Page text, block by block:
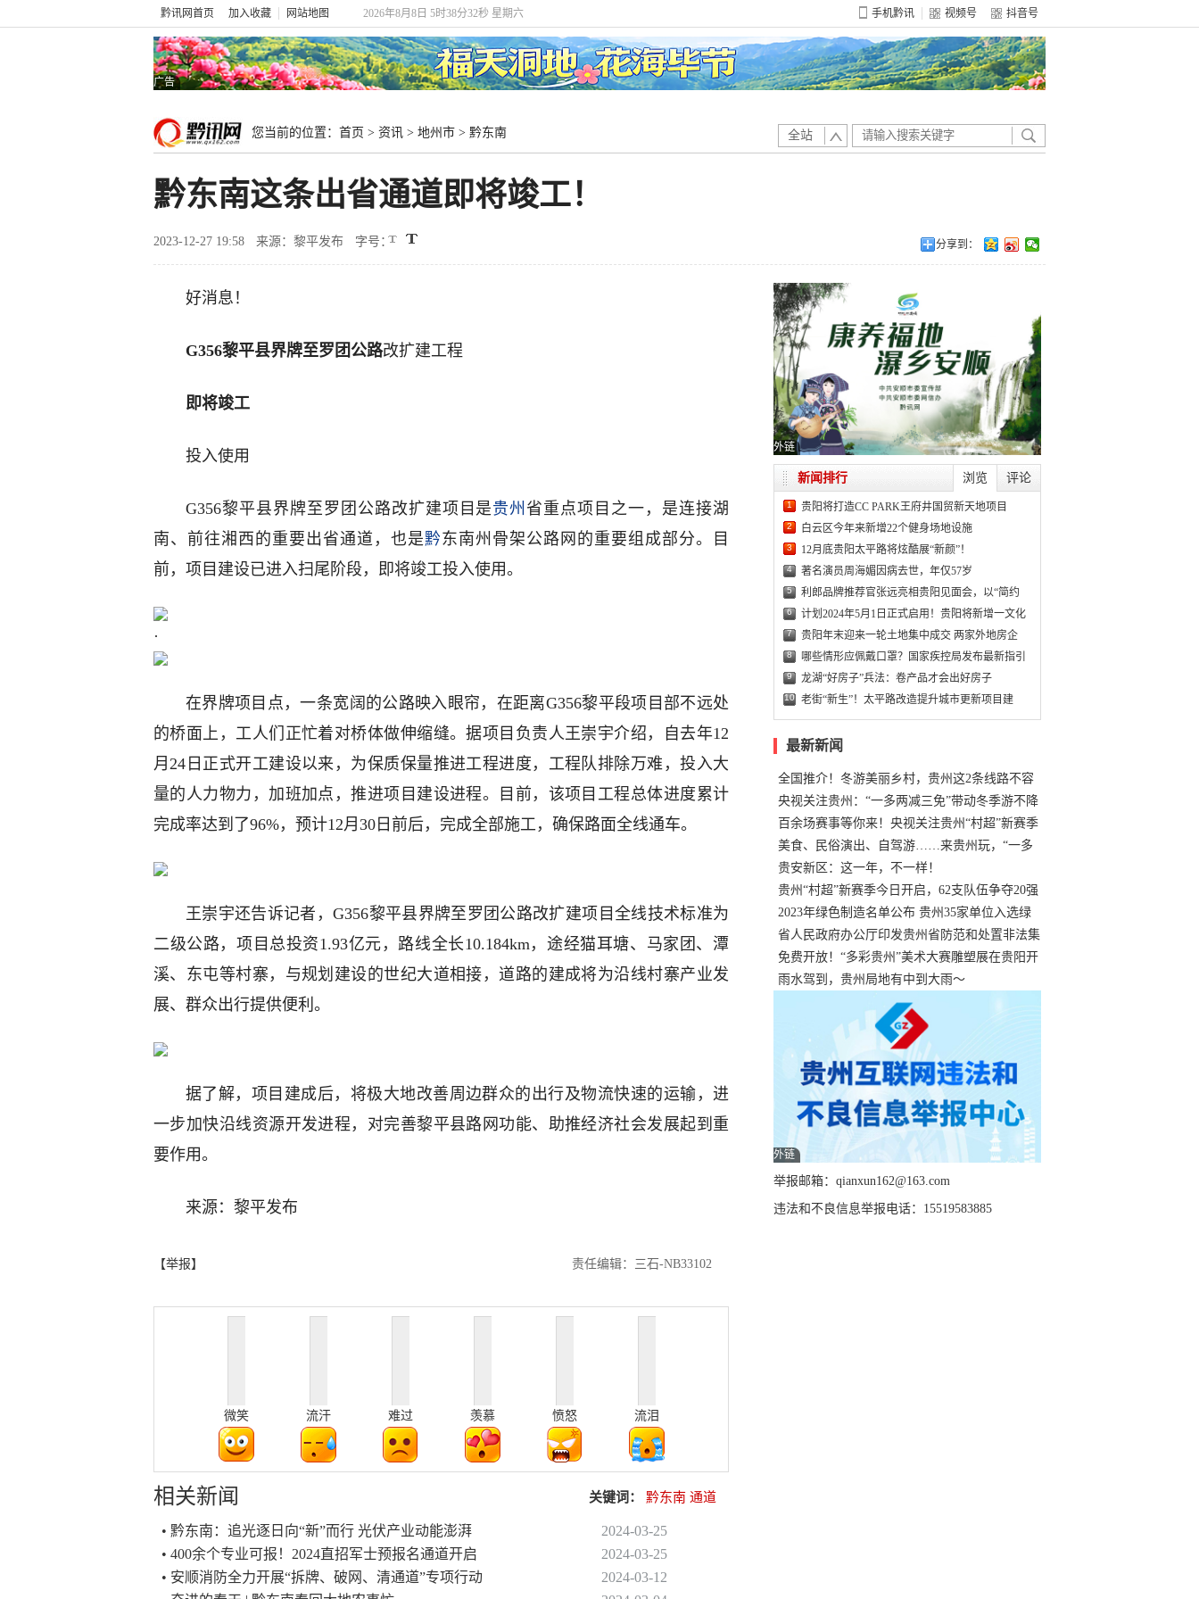
黔讯网首页 加入收藏 网站地图 2026年8月8日 5时38分33秒 星期六 手机黔讯 视频号 抖音号
广告
您当前的位置： 首页 > 资讯 > 地州市 > 黔东南 全站
黔东南这条出省通道即将竣工！
2023-12-27 19:58 来源：黎平发布 字号： 分享到：
好消息！
G356黎平县界牌至罗团公路改扩建工程
即将竣工
投入使用
G356黎平县界牌至罗团公路改扩建项目是贵州省重点项目之一，是连接湖
南、前往湘西的重要出省通道，也是黔东南州骨架公路网的重要组成部分。目
前，项目建设已进入扫尾阶段，即将竣工投入使用。
·
在界牌项目点，一条宽阔的公路映入眼帘，在距离G356黎平段项目部不远处
的桥面上，工人们正忙着对桥体做伸缩缝。据项目负责人王崇宇介绍，自去年12
月24日正式开工建设以来，为保质保量推进工程进度，工程队排除万难，投入大
量的人力物力，加班加点，推进项目建设进程。目前，该项目工程总体进度累计
完成率达到了96%，预计12月30日前后，完成全部施工，确保路面全线通车。
王崇宇还告诉记者，G356黎平县界牌至罗团公路改扩建项目全线技术标准为
二级公路，项目总投资1.93亿元，路线全长10.184km，途经猫耳塘、马家团、潭
溪、东屯等村寨，与规划建设的世纪大道相接，道路的建成将为沿线村寨产业发
展、群众出行提供便利。
据了解，项目建成后，将极大地改善周边群众的出行及物流快速的运输，进
一步加快沿线资源开发进程，对完善黎平县路网功能、助推经济社会发展起到重
要作用。
来源：黎平发布
【举报】 责任编辑：三石-NB33102
微笑 流汗 难过 羡慕 愤怒 流泪
相关新闻 关键词： 黔东南 通道
• 黔东南：追光逐日向“新”而行 光伏产业动能澎湃
2024-03-25
• 400余个专业可报！2024直招军士预报名通道开启
2024-03-25
• 安顺消防全力开展“拆牌、破网、清通道”专项行动
2024-03-12
外链
浏览 评论
新闻排行
1 贵阳将打造CC PARK王府井国贸新天地项目
2 白云区今年来新增22个健身场地设施
3 12月底贵阳太平路将炫酷展“新颜”！
4 著名演员周海媚因病去世，年仅57岁
5 利郎品牌推荐官张远亮相贵阳见面会，以“简约
6 计划2024年5月1日正式启用！贵阳将新增一文化
7 贵阳年末迎来一轮土地集中成交 两家外地房企
8 哪些情形应佩戴口罩？国家疾控局发布最新指引
9 龙湖“好房子”兵法：卷产品才会出好房子
10 老街“新生”！太平路改造提升城市更新项目建
最新新闻
全国推介！冬游美丽乡村，贵州这2条线路不容
错过
央视关注贵州：“一多两减三免”带动冬季游不降
温
百余场赛事等你来！央视关注贵州“村超”新赛季
正式“打响”
美食、民俗演出、自驾游……来贵州玩，“一多
两减三免”！
贵安新区：这一年，不一样！
贵州“村超”新赛季今日开启，62支队伍争夺20强
名额
2023年绿色制造名单公布 贵州35家单位入选绿
色工厂
省人民政府办公厅印发贵州省防范和处置非法集
资工作实施细则
免费开放！“多彩贵州”美术大赛雕塑展在贵阳开
展，持续至1月19日
雨水驾到，贵州局地有中到大雨～
外链
举报邮箱：qianxun162@163.com
违法和不良信息举报电话：15519583885